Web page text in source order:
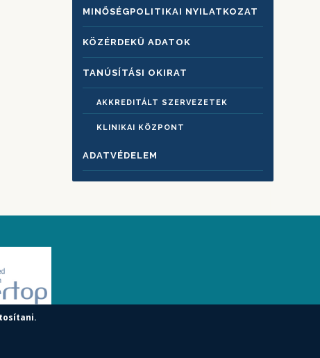
MINŐSÉGPOLITIKAI NYILATKOZAT
KÖZÉRDEKŰ ADATOK
TANÚSÍTÁSI OKIRAT
AKKREDITÁLT SZERVEZETEK
KLINIKAI KÖZPONT
ADATVÉDELEM